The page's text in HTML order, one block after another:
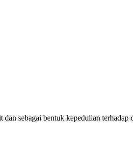
sebagai bentuk kepedulian